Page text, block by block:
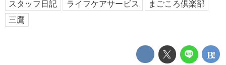
スタッフ日記 ライフケアサービス
まごころ倶楽部
三鷹